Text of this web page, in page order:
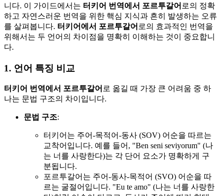
니다. 이 가이드에서는 터키어 번역에서 포르투갈어 로의 정확
하고 자연스러운 번역을 위한 핵심 지식과 흔히 발생하는 오류
를 살펴봅니다. 터키어에서 포르투갈어 로의 효과적인 번역을
위해서는 두 언어의 차이점을 명확히 이해하는 것이 중요합니
다.
1. 언어 특징 비교
터키어 번역에서 포르투갈어 로 옮길 때 가장 큰 어려움 중 하
나는 문법 구조의 차이입니다.
문법 구조:
터키어는 주어-목적어-동사 (SOV) 어순을 따르는
교착어입니다. 예를 들어, "Ben seni seviyorum" (나
는 너를 사랑한다)는 각 단어 요소가 명확하게 구
분됩니다.
포르투갈어는 주어-동사-목적어 (SVO) 어순을 따
르는 굴절어입니다. "Eu te amo" (나는 너를 사랑한